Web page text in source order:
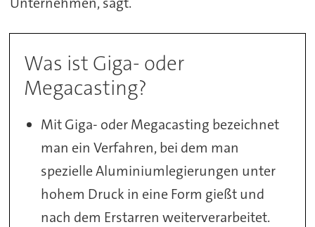
Was ist Giga- oder
Megacasting?
Mit Giga- oder Megacasting bezeichnet
man ein Verfahren, bei dem man
spezielle Aluminiumlegierungen unter
hohem Druck in eine Form gießt und
nach dem Erstarren weiterverarbeitet.